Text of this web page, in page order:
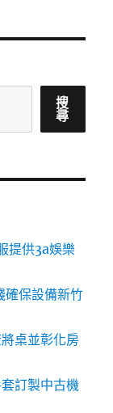
搜
尋
提供3a娛樂
確保設備新竹
桌並彰化房
訂製中古機